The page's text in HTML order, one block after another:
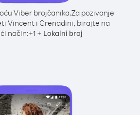
Viber brojčanika.Za pozivanje
Vincent i Grenadini, birajte na
način:+1+ Lokalni broj